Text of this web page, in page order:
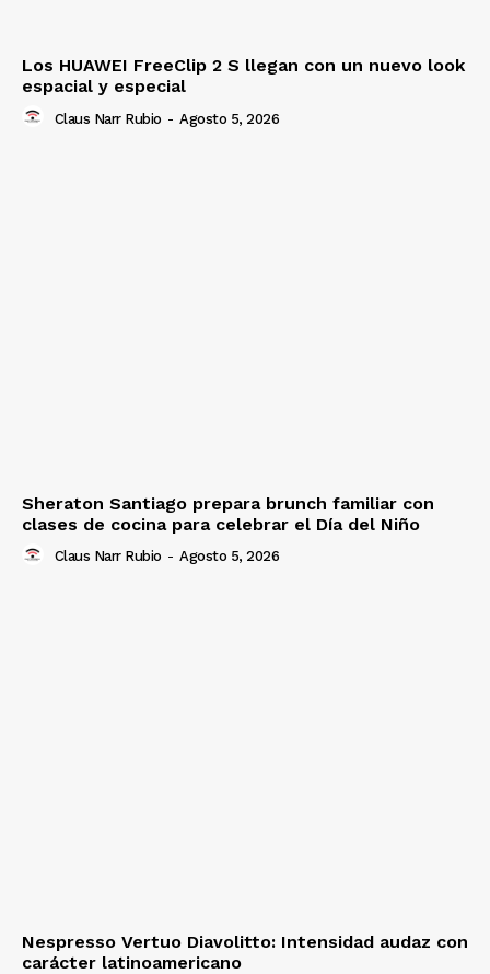
Los HUAWEI FreeClip 2 S llegan con un nuevo look
espacial y especial
Claus Narr Rubio - Agosto 5, 2026
Sheraton Santiago prepara brunch familiar con
clases de cocina para celebrar el Día del Niño
Claus Narr Rubio - Agosto 5, 2026
Nespresso Vertuo Diavolitto: Intensidad audaz con
carácter latinoamericano